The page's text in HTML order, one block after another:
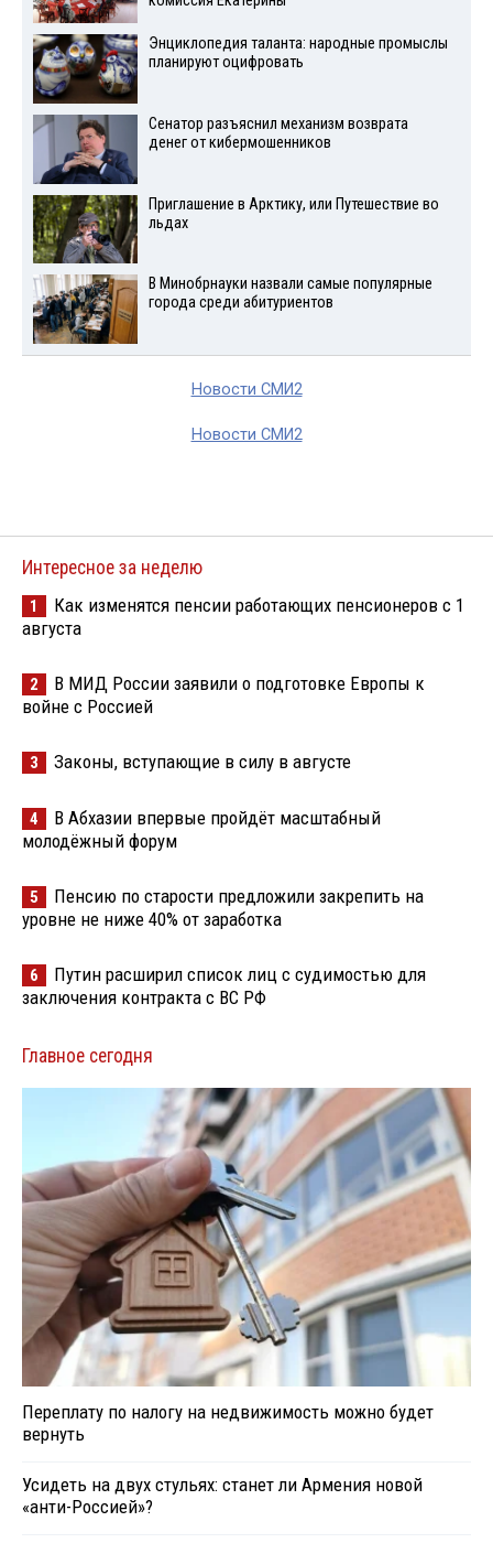
Энциклопедия таланта: народные промыслы
планируют оцифровать
Сенатор разъяснил механизм возврата
денег от кибермошенников
Приглашение в Арктику, или Путешествие во
льдах
В Минобрнауки назвали самые популярные
города среди абитуриентов
Новости СМИ2
Новости СМИ2
Интересное за неделю
1
Как изменятся пенсии работающих пенсионеров с 1
августа
2
В МИД России заявили о подготовке Европы к
войне с Россией
3 Законы, вступающие в силу в августе
4
В Абхазии впервые пройдёт масштабный
молодёжный форум
5
Пенсию по старости предложили закрепить на
уровне не ниже 40% от заработка
6
Путин расширил список лиц с судимостью для
заключения контракта с ВС РФ
Главное сегодня
Переплату по налогу на недвижимость можно будет
вернуть
Усидеть на двух стульях: станет ли Армения новой
«анти-Россией»?